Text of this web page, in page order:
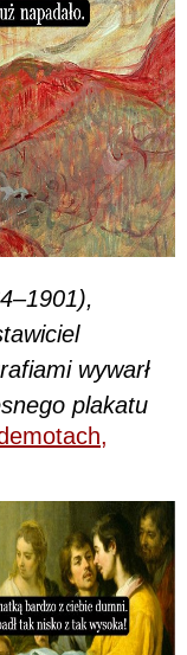
wywarł
plakatu